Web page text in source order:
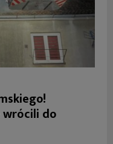
wrócili do